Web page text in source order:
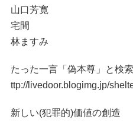
山口芳寛
宅間
林ますみ
たった一言「偽本尊」と検
ttp://livedoor.blogimg.jp/
新しい(犯罪的)価値の創造